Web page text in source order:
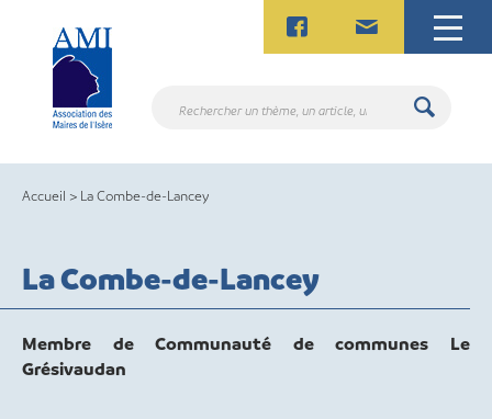
content
Rechercher
article,
Accueil > La Combe-de-Lancey
La Combe-de-Lancey
Membre de Communauté de communes Le
Grésivaudan